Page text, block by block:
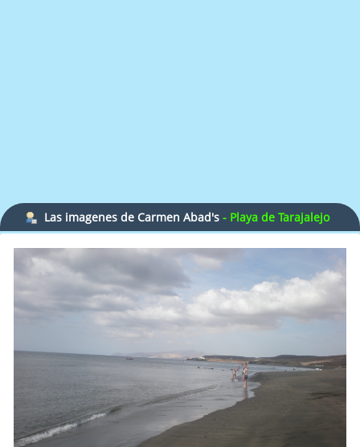
Las imagenes de Carmen Abad's- Playa de Tarajalejo